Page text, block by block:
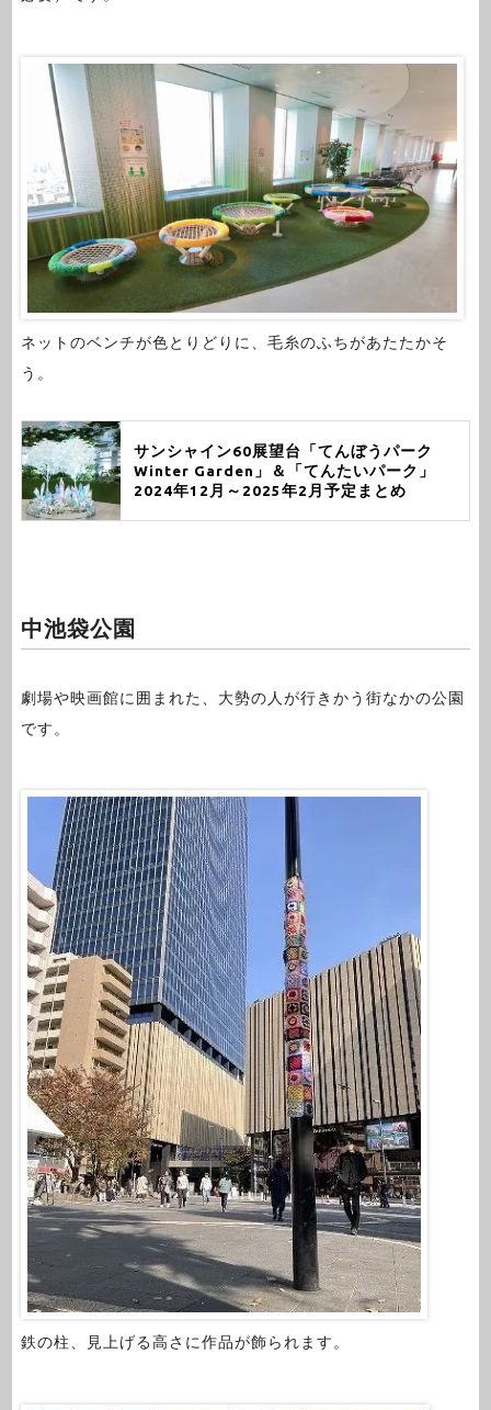
ネットのベンチが色とりどりに、毛糸のふちがあたたかそ
う。
サンシャイン60展望台「てんぼうパーク
Winter Garden」＆「てんたいパーク」
2024年12月～2025年2月予定まとめ
中池袋公園
劇場や映画館に囲まれた、大勢の人が行きかう街なかの公園
です。
鉄の柱、見上げる高さに作品が飾られます。